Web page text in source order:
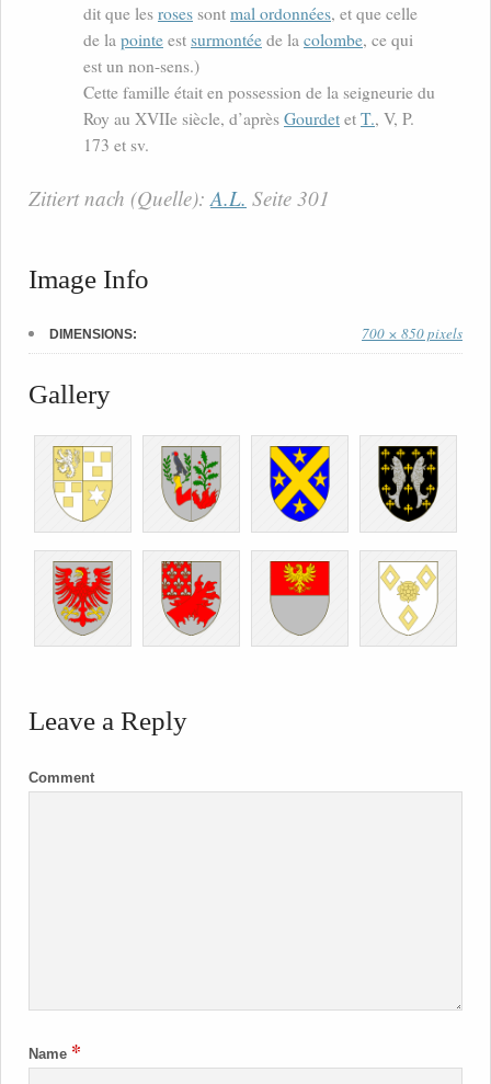
dit que les roses sont mal ordonnées, et que celle
de la pointe est surmontée de la colombe, ce qui
est un non-sens.)
Cette famille était en possession de la seigneurie du
Roy au XVIIe siècle, d’après Gourdet et T., V, P.
173 et sv.
Zitiert nach (Quelle):A.L. Seite 301
Image Info
DIMENSIONS: 700 × 850 pixels
Gallery
Leave a Reply
Comment
Name *